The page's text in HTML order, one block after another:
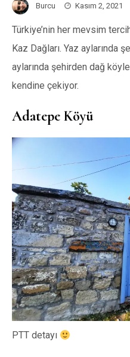
Burcu Kasım 2, 2021
Türkiye’nin her mevsim
Kaz Dağları. Yaz aylarında
aylarında şehirden dağ
kendine çekiyor.
Adatepe Köyü
PTT detayı